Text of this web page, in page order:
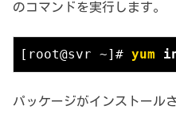
のコマンドを実行します。
[root@svr ~]# yum
パッケージがインストール